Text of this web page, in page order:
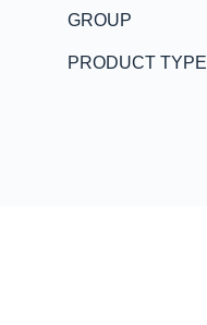
GROUP
PRODUCT TYPE